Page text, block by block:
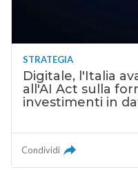
STRATEGIA
Digitale, l'Italia
all'AI Act sulla
investimenti in
Condividi